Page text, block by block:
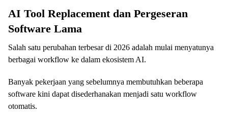
AI Tool Replacement dan Pergeseran
Software Lama
Salah satu perubahan terbesar di 2026 adalah mulai menyatunya
berbagai workflow ke dalam ekosistem AI.
Banyak pekerjaan yang sebelumnya membutuhkan beberapa
software kini dapat disederhanakan menjadi satu workflow
otomatis.